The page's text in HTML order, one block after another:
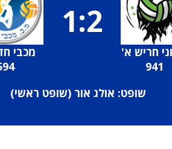
חריש א'
941
1:2
מכבי
שופט: אולג אור (שופט ראשי)